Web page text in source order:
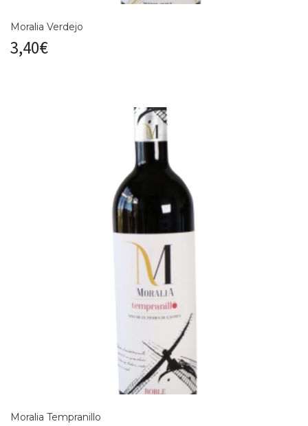
Moralia Verdejo
3,40€
Moralia Tempranillo